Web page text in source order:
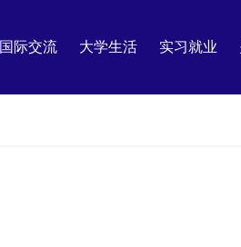
国际交流 大学生活 实习就业